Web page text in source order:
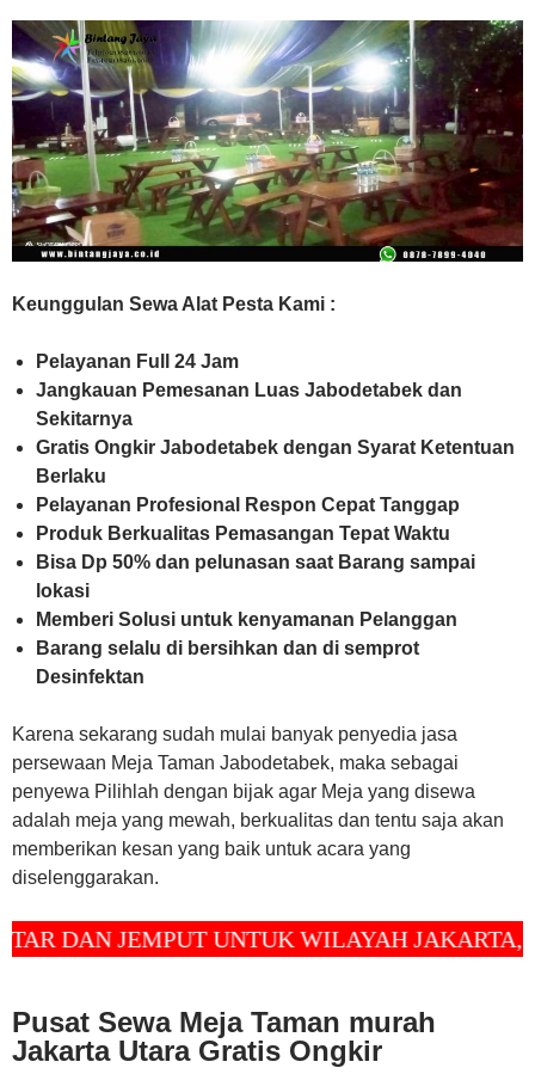
Keunggulan Sewa Alat Pesta Kami :
Pelayanan Full 24 Jam
Jangkauan Pemesanan Luas Jabodetabek dan
Sekitarnya
Gratis Ongkir Jabodetabek dengan Syarat Ketentuan
Berlaku
Pelayanan Profesional Respon Cepat Tanggap
Produk Berkualitas Pemasangan Tepat Waktu
Bisa Dp 50% dan pelunasan saat Barang sampai
lokasi
Memberi Solusi untuk kenyamanan Pelanggan
Barang selalu di bersihkan dan di semprot
Desinfektan
Karena sekarang sudah mulai banyak penyedia jasa
persewaan Meja Taman Jabodetabek, maka sebagai
penyewa Pilihlah dengan bijak agar Meja yang disewa
adalah meja yang mewah, berkualitas dan tentu saja akan
memberikan kesan yang baik untuk acara yang
diselenggarakan.
JEMPUT UNTUK WILAYAH JAKARTA,
Pusat Sewa Meja Taman murah
Jakarta Utara Gratis Ongkir